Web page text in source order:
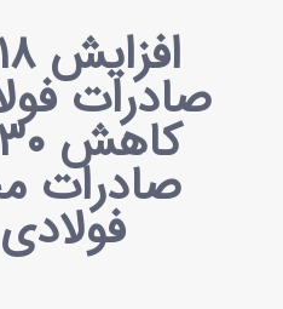
صادرات
صادرات